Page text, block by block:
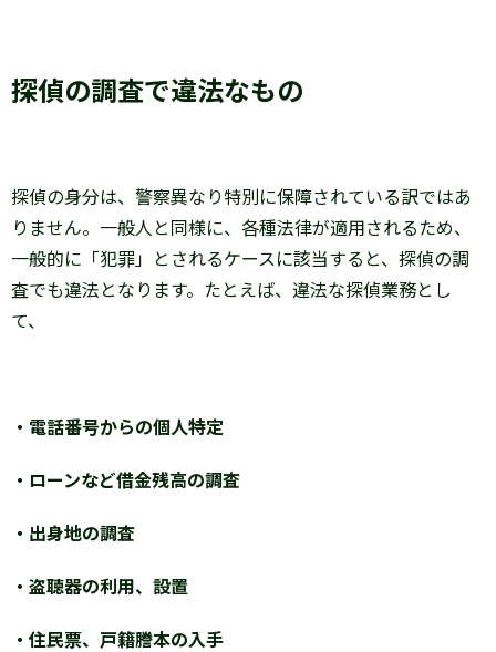
探偵の調査で違法なもの
探偵の身分は、警察異なり特別に保障されている訳ではあ
りません。一般人と同様に、各種法律が適用されるため、
一般的に「犯罪」とされるケースに該当すると、探偵の調
査でも違法となります。たとえば、違法な探偵業務とし
て、
・電話番号からの個人特定
・ローンなど借金残高の調査
・出身地の調査
・盗聴器の利用、設置
・住民票、戸籍謄本の入手